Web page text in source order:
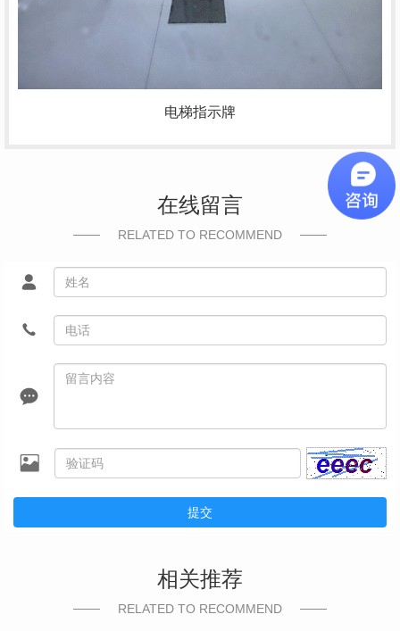
电梯指示牌
在线留言
RELATED TO RECOMMEND
提交
相关推荐
RELATED TO RECOMMEND